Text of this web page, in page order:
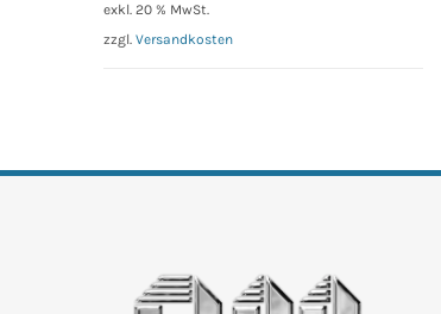
exkl. 20 % MwSt.
zzgl. Versandkosten